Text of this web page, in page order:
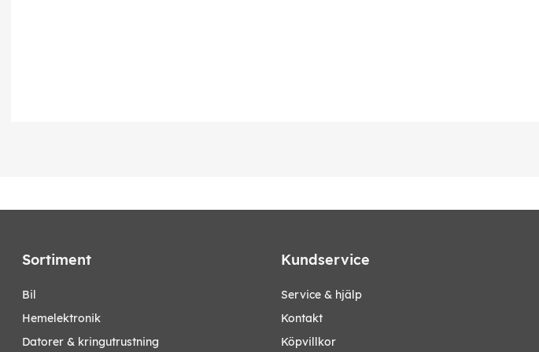
Sortiment
bil
hemelektronik
datorer & kringutrustning
Kundservice
Service & hjälp
Kontakt
Köpvillkor